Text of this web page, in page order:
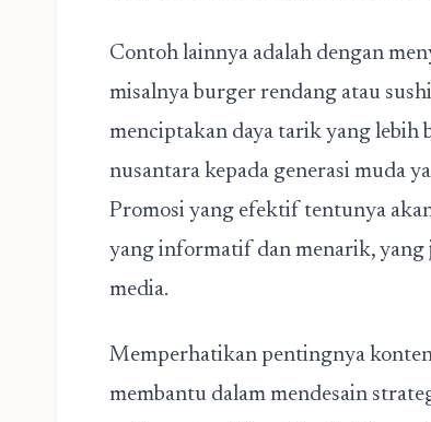
Contoh lainnya adalah dengan
misalnya burger rendang atau
menciptakan daya tarik yang lebih
nusantara kepada generasi muda
Promosi yang efektif tentunya
yang informatif dan menarik, yang
media.
Memperhatikan pentingnya
membantu dalam mendesain